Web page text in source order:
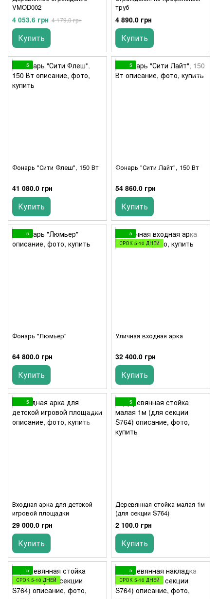
VMOD002
4 053.6 грн 4 179.0 грн
Купить
труб
4 890.0 грн
Купить
5
Фонарь "Сити Флеш", 150 Вт
41 080.0 грн
Купить
5
Фонарь "Сити Лайт", 150 Вт
54 860.0 грн
Купить
5
Фонарь "Люмьер"
64 800.0 грн
Купить
5
СРОК 5-10 ДНЕЙ
Уличная входная арка
32 400.0 грн
Купить
5
Входная арка для детской
игровой площадки
29 000.0 грн
Купить
5
Деревянная стойка малая 1м
(для секции S764)
2 100.0 грн
Купить
5
СРОК 5-10 ДНЕЙ
5
СРОК 5-10 ДНЕЙ